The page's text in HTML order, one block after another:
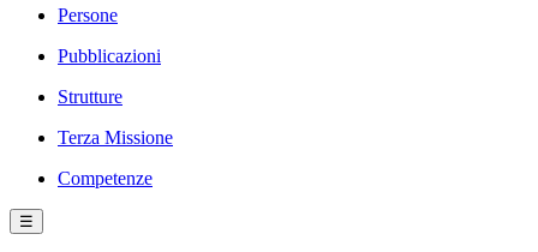
Persone
Pubblicazioni
Strutture
Terza Missione
Competenze
☰